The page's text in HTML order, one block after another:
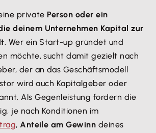
private Person oder ein
deinem Unternehmen Kapital zur
. Wer ein Start-up gründet und
möchte, sucht damit gezielt nach
der an das Geschäftsmodell
wird auch Kapitalgeber oder
Als Gegenleistung fordern die
je nach Konditionen im
,Anteile am Gewinn deines